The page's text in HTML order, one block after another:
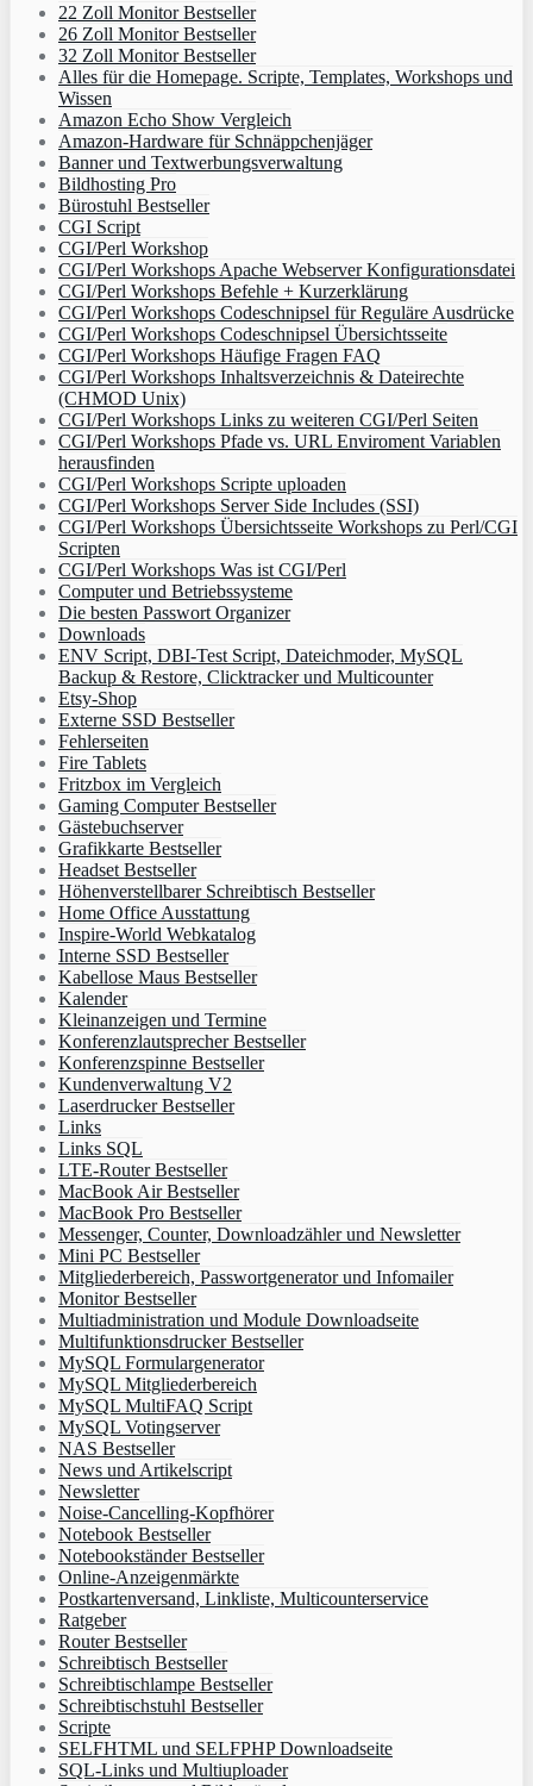
22 Zoll Monitor Bestseller
26 Zoll Monitor Bestseller
32 Zoll Monitor Bestseller
Alles für die Homepage. Scripte, Templates, Workshops und
Wissen
Amazon Echo Show Vergleich
Amazon-Hardware für Schnäppchenjäger
Banner und Textwerbungsverwaltung
Bildhosting Pro
Bürostuhl Bestseller
CGI Script
CGI/Perl Workshop
CGI/Perl Workshops Apache Webserver Konfigurationsdatei
CGI/Perl Workshops Befehle + Kurzerklärung
CGI/Perl Workshops Codeschnipsel für Reguläre Ausdrücke
CGI/Perl Workshops Codeschnipsel Übersichtsseite
CGI/Perl Workshops Häufige Fragen FAQ
CGI/Perl Workshops Inhaltsverzeichnis & Dateirechte
(CHMOD Unix)
CGI/Perl Workshops Links zu weiteren CGI/Perl Seiten
CGI/Perl Workshops Pfade vs. URL Enviroment Variablen
herausfinden
CGI/Perl Workshops Scripte uploaden
CGI/Perl Workshops Server Side Includes (SSI)
CGI/Perl Workshops Übersichtsseite Workshops zu Perl/CGI
Scripten
CGI/Perl Workshops Was ist CGI/Perl
Computer und Betriebssysteme
Die besten Passwort Organizer
Downloads
ENV Script, DBI-Test Script, Dateichmoder, MySQL
Backup & Restore, Clicktracker und Multicounter
Etsy-Shop
Externe SSD Bestseller
Fehlerseiten
Fire Tablets
Fritzbox im Vergleich
Gaming Computer Bestseller
Gästebuchserver
Grafikkarte Bestseller
Headset Bestseller
Höhenverstellbarer Schreibtisch Bestseller
Home Office Ausstattung
Inspire-World Webkatalog
Interne SSD Bestseller
Kabellose Maus Bestseller
Kalender
Kleinanzeigen und Termine
Konferenzlautsprecher Bestseller
Konferenzspinne Bestseller
Kundenverwaltung V2
Laserdrucker Bestseller
Links
Links SQL
LTE-Router Bestseller
MacBook Air Bestseller
MacBook Pro Bestseller
Messenger, Counter, Downloadzähler und Newsletter
Mini PC Bestseller
Mitgliederbereich, Passwortgenerator und Infomailer
Monitor Bestseller
Multiadministration und Module Downloadseite
Multifunktionsdrucker Bestseller
MySQL Formulargenerator
MySQL Mitgliederbereich
MySQL MultiFAQ Script
MySQL Votingserver
NAS Bestseller
News und Artikelscript
Newsletter
Noise-Cancelling-Kopfhörer
Notebook Bestseller
Notebookständer Bestseller
Online-Anzeigenmärkte
Postkartenversand, Linkliste, Multicounterservice
Ratgeber
Router Bestseller
Schreibtisch Bestseller
Schreibtischlampe Bestseller
Schreibtischstuhl Bestseller
Scripte
SELFHTML und SELFPHP Downloadseite
SQL-Links und Multiuploader